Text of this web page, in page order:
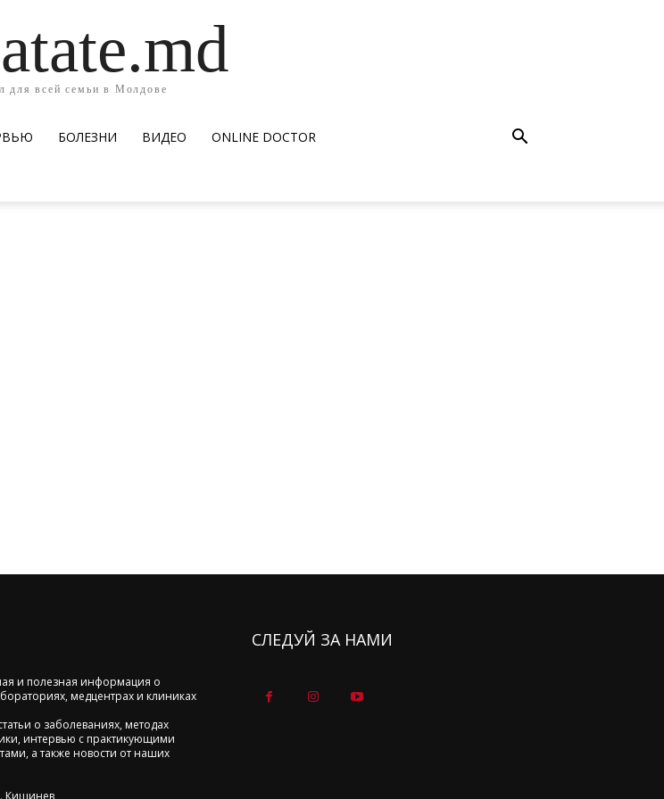
для всей семьи в Молдове
БОЛЕЗНИ ВИДЕО ОNLINE DOCTOR
и полезная информация о
медцентрах и клиниках
о заболеваниях, методах
интервью с практикующими
а также новости от наших
Кишинев,
СЛЕДУЙ ЗА НАМИ